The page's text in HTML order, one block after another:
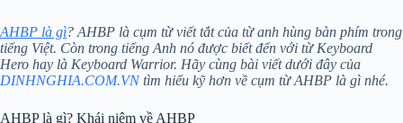
AHBP là gì? AHBP là cụm từ viết tắt của từ anh hùng bàn phím trong
tiếng Việt. Còn trong tiếng Anh nó được biết đến với từ Keyboard
Hero hay là Keyboard Warrior. Hãy cùng bài viết dưới đây của
DINHNGHIA.COM.VNtìm hiểu kỹ hơn về cụm từ AHBP là gì nhé.
AHBP là gì? Khái niệm về AHBP